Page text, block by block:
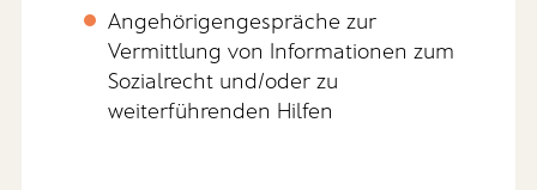
Angehörigengespräche zur
Vermittlung von Informationen zum
Sozialrecht und/oder zu
weiterführenden Hilfen